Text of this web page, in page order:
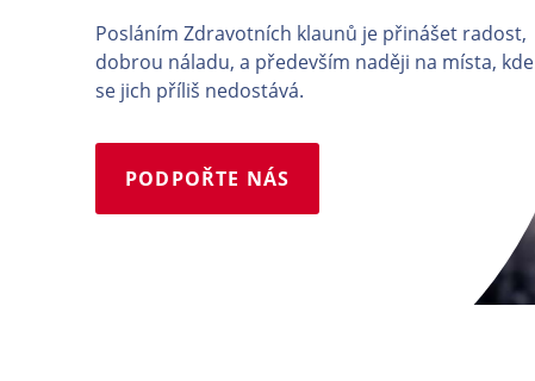
Posláním Zdravotních klaunů je přinášet radost,
dobrou náladu, a především naději na místa, kde
se jich příliš nedostává.
PODPOŘTE NÁS